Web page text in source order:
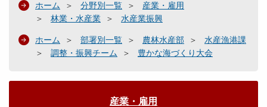
ホーム 分野別一覧
産業・雇用
林業・水産業
水産業振興
ホーム 部署別一覧 農林水産部
水産漁港課
調整・振興チーム
豊かな海づくり大会
産業・雇用